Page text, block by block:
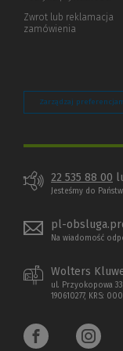
Zwrot lub reklamacja
zamówienia
Zarządzaj
22 535 88 00
Jesteśmy do
pl-
Na wiadomość
Wolters
ul. Przyokopowa
190610277, KRS: